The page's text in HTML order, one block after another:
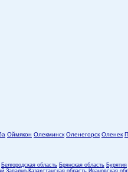
Оймякон Олекминск Оленегорск Оленек
Белгородская область Брянская область Бурятия
Западно-Казахстанская область Ивановская